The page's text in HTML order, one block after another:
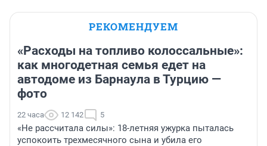
РЕКОМЕНДУЕМ
«Расходы на топливо колоссальные»:
как многодетная семья едет на
автодоме из Барнаула в Турцию —
фото
22 часа 12 142 5
«Не рассчитала силы»: 18-летняя ужурка пыталась
успокоить трехмесячного сына и убила его